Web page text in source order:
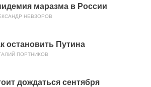
маразма в России
НЕВЗОРОВ
остановить Путина
ПОРТНИКОВ
дождаться сентября